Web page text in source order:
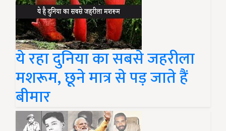
ये रहा दुनिया का सबसे जहरीला
मशरूम, छूने मात्र से पड़ जाते हैं
बीमार